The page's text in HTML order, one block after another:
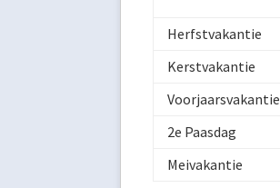
Herfstvakantie
Kerstvakantie
Voorjaarsvakantie
2e Paasdag
Meivakantie